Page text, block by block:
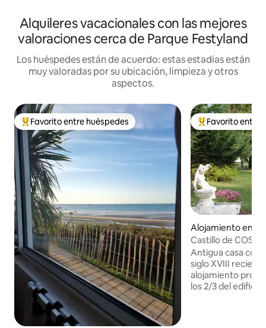
Alquileres vacacionales con las mejores
valoraciones cerca de Parque Festyland
Los huéspedes están de acuerdo: estas estadías están
muy valoradas por su ubicación, limpieza y otros
aspectos.
Favorito entre huéspedes preferido
Favorito entre huéspedes Favorito entre
Favorito entre
Alojamiento en
gues
Castillo de
Antigua casa con
siglo XVIII
alojamiento
los 2/3 del